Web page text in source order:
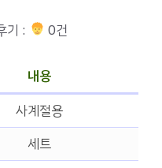
기 : 0건
내용
사계절용
세트